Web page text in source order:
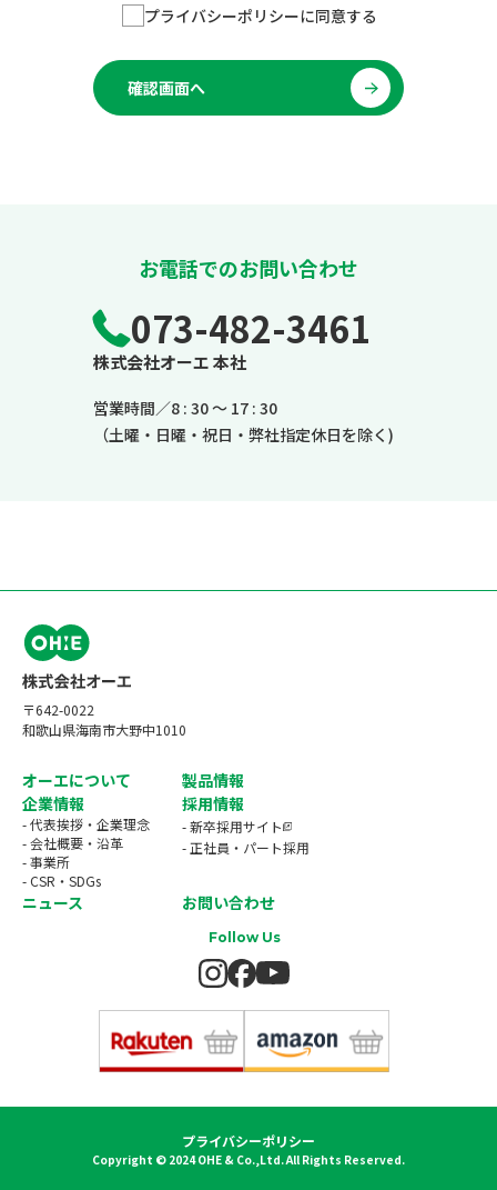
プライバシーポリシーに同意する
確認画面へ
お電話でのお問い合わせ
073-482-3461
株式会社オーエ 本社
営業時間／8 : 30 ～ 17 : 30
（土曜・日曜・祝日・弊社指定休日を除く)
〒642-0022
和歌山県海南市大野中1010
オーエについて
製品情報
企業情報
- 代表挨拶・企業理念
- 会社概要・沿革
- 事業所
- CSR・SDGs
採用情報
- 新卒採用サイト
- 正社員・パート採用
ニュース お問い合わせ
Follow Us
Copyright © 2024 OHE & Co.,Ltd. All Rights Reserved.
プライバシーポリシー